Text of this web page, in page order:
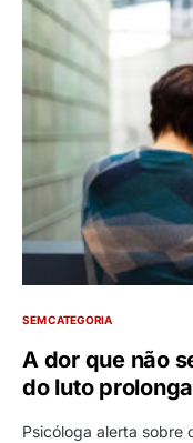
SEM CATEGORIA
A dor que não
do luto
Psicóloga alerta